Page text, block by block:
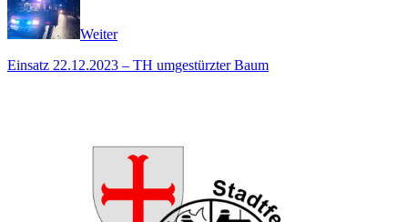
Weiter
Einsatz 22.12.2023 – TH umgestürzter Baum